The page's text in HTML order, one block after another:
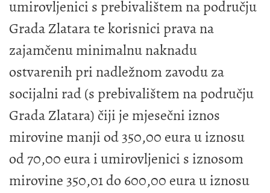
umirovljenici s prebivalištem na području
Grada Zlatara te korisnici prava na
zajamčenu minimalnu naknadu
ostvarenih pri nadležnom zavodu za
socijalni rad (s prebivalištem na području
Grada Zlatara) čiji je mjesečni iznos
mirovine manji od 350,00 eura u iznosu
od 70,00 eura i umirovljenici s iznosom
mirovine 350,01 do 600,00 eura u iznosu